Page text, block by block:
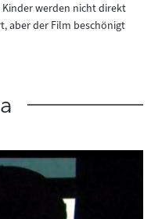
werden nicht direkt
aber der Film beschönigt